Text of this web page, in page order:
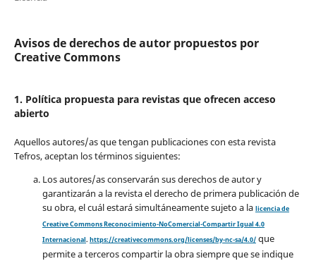
Avisos de derechos de autor propuestos por
Creative Commons
1. Política propuesta para revistas que ofrecen acceso
abierto
Aquellos autores/as que tengan publicaciones con esta revista
Tefros, aceptan los términos siguientes:
Los autores/as conservarán sus derechos de autor y
garantizarán a la revista el derecho de primera publicación de
su obra, el cuál estará simultáneamente sujeto a la licencia de
Creative Commons Reconocimiento-NoComercial-Compartir Igual 4.0
Internacional. https://creativecommons.org/licenses/by-nc-sa/4.0/que
permite a terceros compartir la obra siempre que se indique